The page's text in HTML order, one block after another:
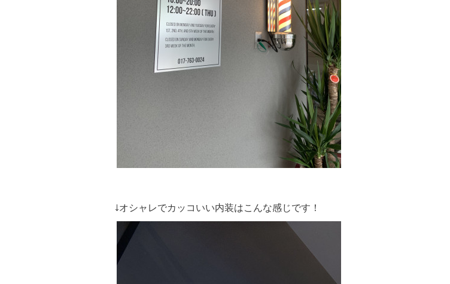
↓オシャレでカッコいい内装はこんな感じです！